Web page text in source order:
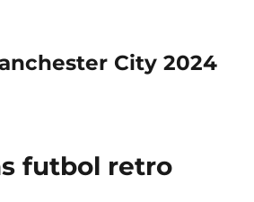
City 2024
futbol retro